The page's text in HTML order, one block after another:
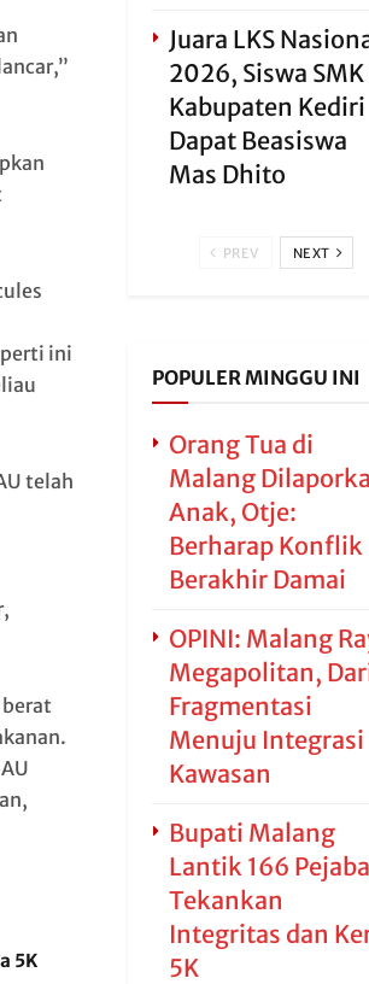
ini
telah
5K
Juara LKS
2026, Siswa
Kabupaten Kediri
Dapat Beasiswa
Mas Dhito
PREV NEXT
POPULER MINGGU INI
Orang Tua di
Malang
Anak, Otje:
Berharap Konflik
Berakhir Damai
OPINI: Malang
Megapolitan,
Fragmentasi
Menuju Integrasi
Kawasan
Bupati Malang
Lantik 166
Tekankan
Integritas dan
5K